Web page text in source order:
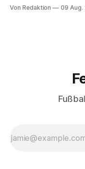
Von Redaktion 09 Aug.